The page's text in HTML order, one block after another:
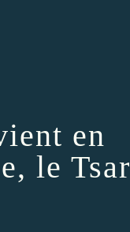
en
le Tsar